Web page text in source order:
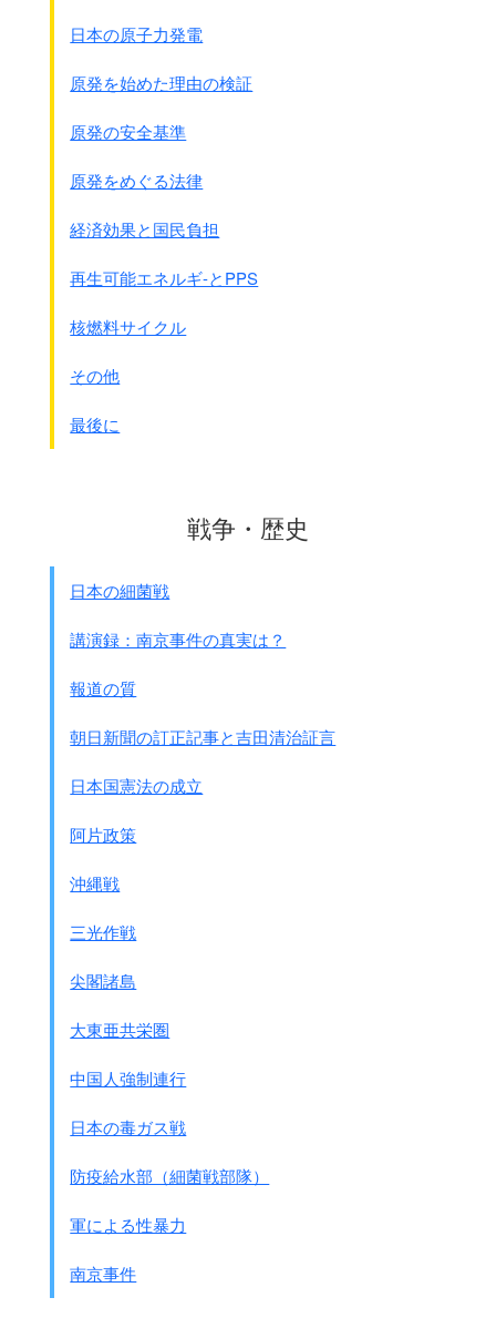
「原発に対する国民の意識が根底から変わった」
海水温の話をした。
けられ、
ごたえを感じる。
東京新聞 2014年3月11日
の海域で生態系が変化している。
キビナゴやギンガメアジなど南方系の魚がいなくなり、
いう。
研究者は｢原発からの温排水による海水温の上昇が止ま
2月26日、1,2号機の放水口から沖に5ﾒ-ﾄﾙの海中をビデオ
撮影。
原発が4基とも稼働していた2006年の同じ日に同じ場所で
8年前はむき出しだった岩肌には、南方系の魚が好んで食
アワビ、サザエも。泳ぐ魚はメジナやクロダイのど周辺の
九電によるとタービンを回す蒸気の冷却に海水を使い、最
原発稼働時の温排水放出量は1,2号機で毎秒74ﾄﾝ、3,4号機
原発停止中も使用済み核燃料を冷却させるが、温排水量は
京都大学舞鶴水産実験所長の益田玲爾准教授（魚類心理
関西電力高浜原発（福井県）のそばに潜っても、南方系の
す。
日本の原子力発電
原発を始めた理由の検証
原発の安全基準
原発をめぐる法律
経済効果と国民負担
再生可能エネルギ-とPPS
核燃料サイクル
その他
最後に
戦争・歴史
日本の細菌戦
講演録：南京事件の真実は？
報道の質
朝日新聞の訂正記事と吉田清治証言
日本国憲法の成立
阿片政策
沖縄戦
三光作戦
尖閣諸島
大東亜共栄圏
中国人強制連行
日本の毒ガス戦
防疫給水部（細菌戦部隊）
軍による性暴力
南京事件